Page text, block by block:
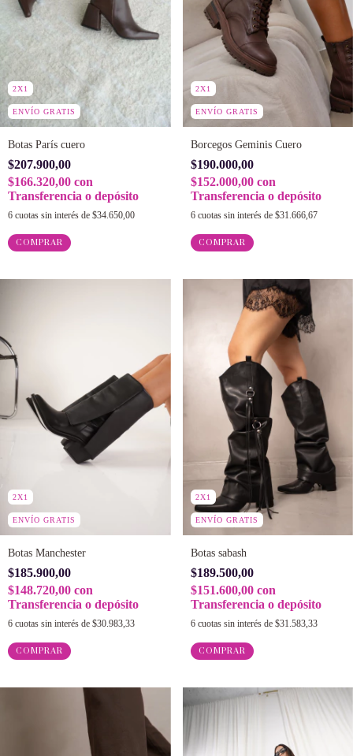
2X1
ENVÍO GRATIS
Botas París cuero
$207.900,00
$166.320,00 con
Transferencia o depósito
6 cuotas sin interés de $34.650,00
COMPRAR
2X1
ENVÍO GRATIS
Borcegos Geminis Cuero
$190.000,00
$152.000,00 con
Transferencia o depósito
6 cuotas sin interés de $31.666,67
COMPRAR
2X1
ENVÍO GRATIS
Botas Manchester
$185.900,00
$148.720,00 con
Transferencia o depósito
6 cuotas sin interés de $30.983,33
COMPRAR
2X1
ENVÍO GRATIS
Botas sabash
$189.500,00
$151.600,00 con
Transferencia o depósito
6 cuotas sin interés de $31.583,33
COMPRAR